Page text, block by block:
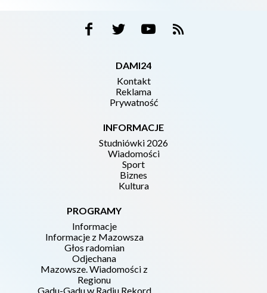
DAMI24
Kontakt
Reklama
Prywatność
INFORMACJE
Studniówki 2026
Wiadomości
Sport
Biznes
Kultura
PROGRAMY
Informacje
Informacje z Mazowsza
Głos radomian
Odjechana
Mazowsze. Wiadomości z
Regionu
Gadu-Gadu w Radiu Rekord